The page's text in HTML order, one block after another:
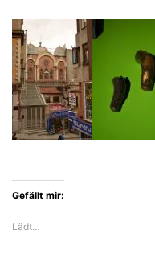
Gefällt mir:
Lädt…